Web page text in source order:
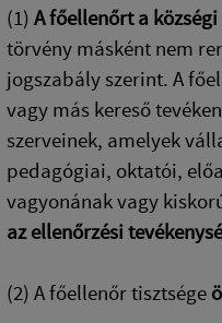
(1) A főellenőrt a
törvény másként nem
jogszabály szerint. A
vagy más kereső
szerveinek, amelyek
pedagógiai, oktatói,
vagyonának vagy
az ellenőrzési
(2) A főellenőr tisztsége